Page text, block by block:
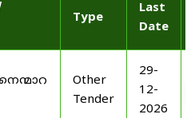
Type
Last
Date
Other
Tender
29-
12-
2026